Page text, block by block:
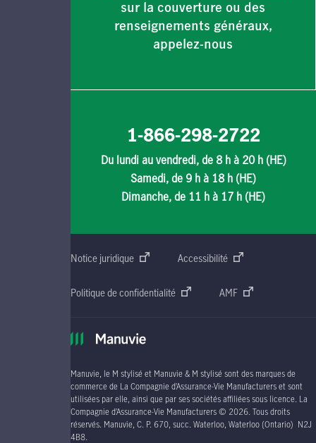
sur la couverture ou des
renseignements généraux,
appelez-nous
1-866-298-2722
Du lundi au vendredi, de 8 h à 20 h (HE)
Samedi, de 9 h à 18 h (HE)
Dimanche, de 11 h à 17 h (HE)
Notice juridique Accessibilité
Politique de confidentialité AMF
Manuvie, le M stylisé et Manuvie & M stylisé sont des marques de
commerce de La Compagnie d’Assurance-Vie Manufacturers et sont
utilisées par elle, ainsi que par ses sociétés affiliées sous licence. La
Compagnie d’Assurance-Vie Manufacturers © 2026. Tous droits
réservés. Manuvie, C. P. 670, succ. Waterloo, Waterloo (Ontario) N2J
4B8.